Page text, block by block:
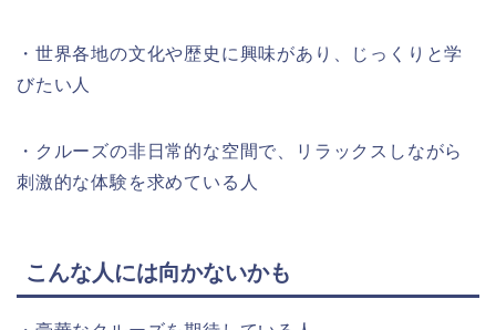
・世界各地の文化や歴史に興味があり、じっくりと学
びたい人
・クルーズの非日常的な空間で、リラックスしながら
刺激的な体験を求めている人
こんな人には向かないかも